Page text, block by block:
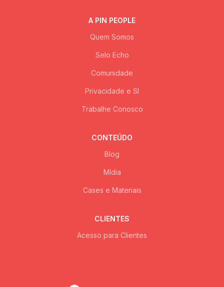
A PIN PEOPLE
Quem Somos
Selo Echo
Comunidade
Privacidade e SI
Trabalhe Conosco
CONTEÚDO
Blog
Mídia
Cases e Materiais
CLIENTES
Acesso para Clientes